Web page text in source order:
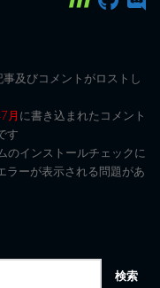
事及びコメントがロストし
月に書き込まれたコメント
す
のインストールチェックに
ラーが表示される問題があ